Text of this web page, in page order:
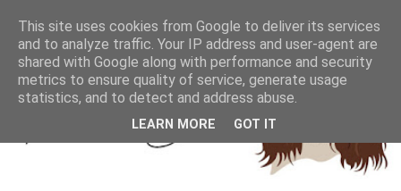
This site uses cookies from Google to deliver its services
and to analyze traffic. Your IP address and user-agent are
shared with Google along with performance and security
metrics to ensure quality of service, generate usage
statistics, and to detect and address abuse.
LEARN MORE GOT IT